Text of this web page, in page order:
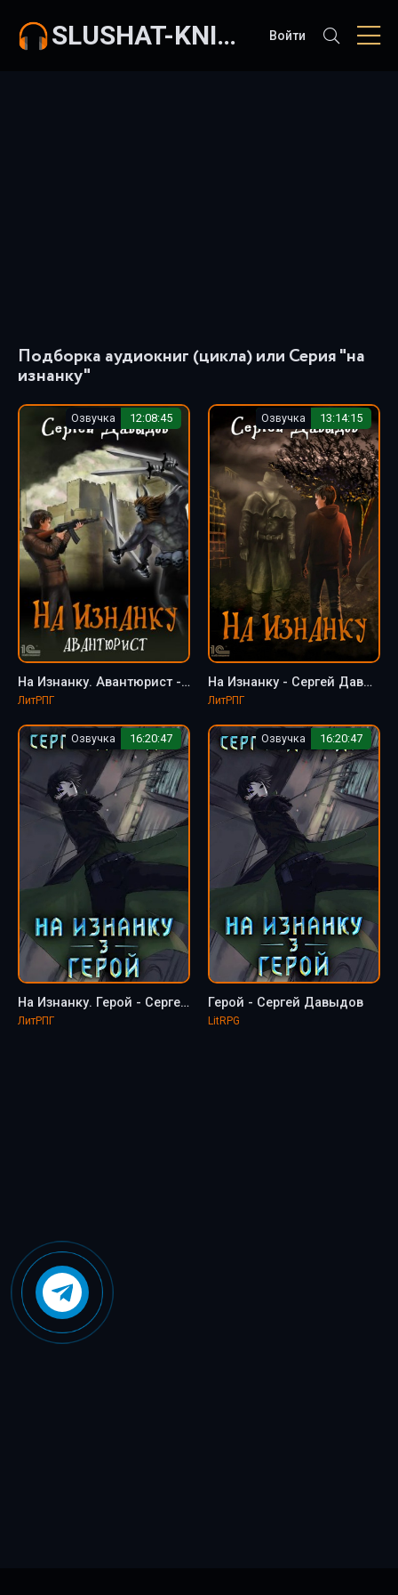
SLUSHAT-KNIGI.COM Войти
Подборка аудиокниг (цикла) или Серия "на
изнанку"
Озвучка 12:08:45
На Изнанку. Авантюрист - Сергей Давыдов (книга 2)
ЛитРПГ
Озвучка 13:14:15
На Изнанку - Сергей Давыдов (книга 1)
ЛитРПГ
Озвучка 16:20:47
На Изнанку. Герой - Сергей Давыдов (книга 3)
ЛитРПГ
Озвучка 16:20:47
Герой - Сергей Давыдов
LitRPG